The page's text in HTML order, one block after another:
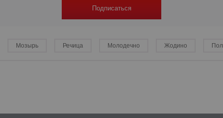
р
Подписаться
Мозырь Речица Молодечно Жодино